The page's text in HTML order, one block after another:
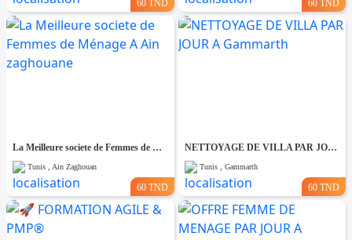
60 TND 60 TND
La Meilleure societe de Femmes de Ménage A Ain zaghouane
Tunis , Ain Zaghouan
60 TND
NETTOYAGE DE VILLA PAR JOUR A Gammarth
Tunis , Gammarth
60 TND